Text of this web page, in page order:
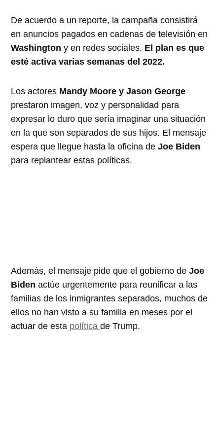
De acuerdo a un reporte, la campaña consistirá
en anuncios pagados en cadenas de televisión en
Washington y en redes sociales. El plan es que
esté activa varias semanas del 2022.
Los actores Mandy Moore y Jason George
prestaron imagen, voz y personalidad para
expresar lo duro que sería imaginar una situación
en la que son separados de sus hijos. El mensaje
espera que llegue hasta la oficina deJoe Biden
para replantear estas políticas.
Además, el mensaje pide que el gobierno deJoe
Biden actúe urgentemente para reunificar a las
familias de los inmigrantes separados, muchos de
ellos no han visto a su familia en meses por el
actuar de esta políticade Trump.